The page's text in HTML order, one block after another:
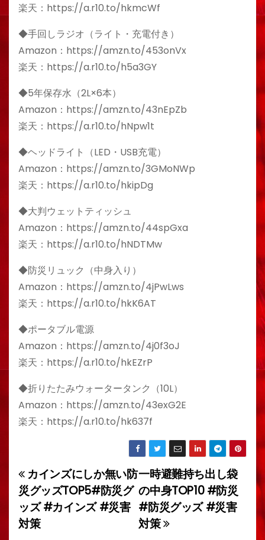
楽天：https://a.r10.to/hkmcWf
◆手回しラジオ（ライト・充電付き）
Amazon：https://amzn.to/453onVx
楽天：https://a.r10.to/h5a3GY
◆5年保存水（2L×6本）
Amazon：https://amzn.to/43nEpZb
楽天：https://a.r10.to/hNpw1t
◆ヘッドライト（LED・USB充電）
Amazon：https://amzn.to/3GMoNWp
楽天：https://a.r10.to/hkipDg
◆大判ウェットティッシュ
Amazon：https://amzn.to/44spGxa
楽天：https://a.r10.to/hNDTMw
◆防災リュック（中身入り）
Amazon：https://amzn.to/4jPwLws
楽天：https://a.r10.to/hkK6AT
◆ポータブル電源
Amazon：https://amzn.to/4j0f3oJ
楽天：https://a.r10.to/hkEZrP
◆折りたたみウォータータンク（10L）
Amazon：https://amzn.to/43exG2E
楽天：https://a.r10.to/hk637f
投
稿
ナ
一時避難持ち出し袋
の中身TOP10 #防災
#防災グッズ #災害
対策
カインズにしか無い防
災グッズTOP5#防災グ
ッズ #カインズ #災害
対策